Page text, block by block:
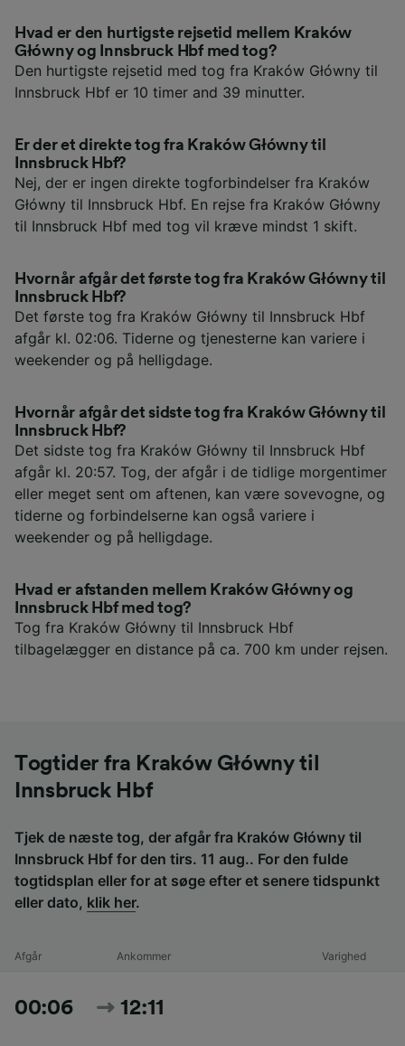
Hvad er den hurtigste rejsetid mellem Kraków
Główny og Innsbruck Hbf med tog?
Den hurtigste rejsetid med tog fra Kraków Główny til
Innsbruck Hbf er 10 timer and 39 minutter.
Er der et direkte tog fra Kraków Główny til
Innsbruck Hbf?
Nej, der er ingen direkte togforbindelser fra Kraków
Główny til Innsbruck Hbf. En rejse fra Kraków Główny
til Innsbruck Hbf med tog vil kræve mindst 1 skift.
Hvornår afgår det første tog fra Kraków Główny til
Innsbruck Hbf?
Det første tog fra Kraków Główny til Innsbruck Hbf
afgår kl. 02:06. Tiderne og tjenesterne kan variere i
weekender og på helligdage.
Hvornår afgår det sidste tog fra Kraków Główny til
Innsbruck Hbf?
Det sidste tog fra Kraków Główny til Innsbruck Hbf
afgår kl. 20:57. Tog, der afgår i de tidlige morgentimer
eller meget sent om aftenen, kan være sovevogne, og
tiderne og forbindelserne kan også variere i
weekender og på helligdage.
Hvad er afstanden mellem Kraków Główny og
Innsbruck Hbf med tog?
Tog fra Kraków Główny til Innsbruck Hbf
tilbagelægger en distance på ca. 700 km under rejsen.
Togtider fra Kraków Główny til
Innsbruck Hbf
Tjek de næste tog, der afgår fra Kraków Główny til
Innsbruck Hbf for den tirs. 11 aug.. For den fulde
togtidsplan eller for at søge efter et senere tidspunkt
eller dato, klik her.
Afgår Ankommer Varighed
00:06 12:11